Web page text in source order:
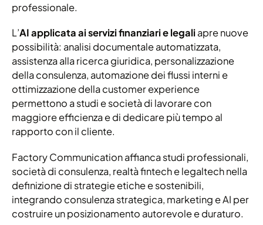
professionale.
L’AI applicata ai servizi finanziari e legaliapre nuove
possibilità: analisi documentale automatizzata,
assistenza alla ricerca giuridica, personalizzazione
della consulenza, automazione dei flussi interni e
ottimizzazione della customer experience
permettono a studi e società di lavorare con
maggiore efficienza e di dedicare più tempo al
rapporto con il cliente.
Factory Communication affianca studi professionali,
società di consulenza, realtà fintech e legaltech nella
definizione di strategie etiche e sostenibili,
integrando consulenza strategica, marketing e AI per
costruire un posizionamento autorevole e duraturo.